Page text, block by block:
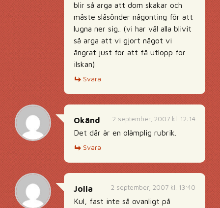
blir så arga att dom skakar och
måste slåsönder någonting för att
lugna ner sig.. (vi har väl alla blivit
så arga att vi gjort något vi
ångrat just för att få utlopp för
ilskan)
Svara
2 september, 2007 kl. 12:14
Okänd
Det där är en olämplig rubrik.
Svara
2 september, 2007 kl. 13:40
Jolla
Kul, fast inte så ovanligt på